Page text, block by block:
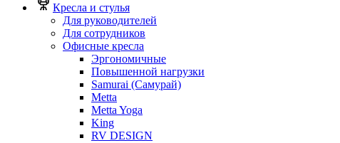
Кресла и стулья
Для руководителей
Для сотрудников
Офисные кресла
Эргономичные
Повышенной нагрузки
Samurai (Самурай)
Metta
Metta Yoga
King
RV DESIGN